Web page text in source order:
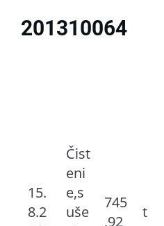
201310064
15.
8.2
Čist
eni
e,s
uše
745
,92
t